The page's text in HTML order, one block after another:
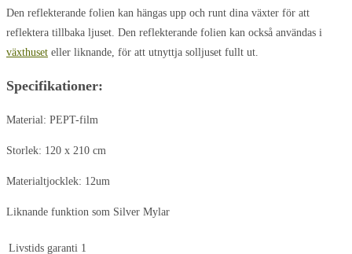
Den reflekterande folien kan hängas upp och runt dina växter för att
reflektera tillbaka ljuset. Den reflekterande folien kan också användas i
växthuset eller liknande, för att utnyttja solljuset fullt ut.
Specifikationer:
Material: PEPT-film
Storlek: 120 x 210 cm
Materialtjocklek: 12um
Liknande funktion som Silver Mylar
Livstids garanti 1